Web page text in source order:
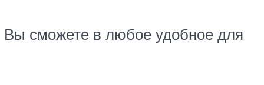
сможете в любое удобное для